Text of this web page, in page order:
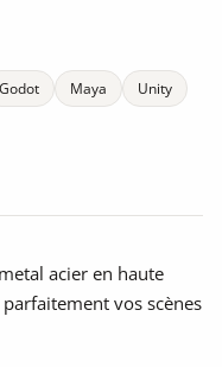
Godot Maya
Unity
acier en haute
vos scènes